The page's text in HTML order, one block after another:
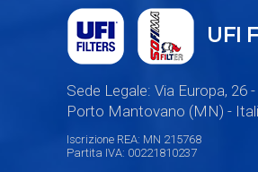
UFI
Sede Legale: Via Europa, 26
Porto Mantovano (MN) -
Iscrizione REA: MN 215768
Partita IVA: 00221810237